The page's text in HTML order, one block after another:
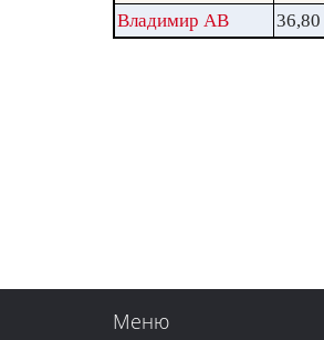
Владимир АВ
36,80
Меню